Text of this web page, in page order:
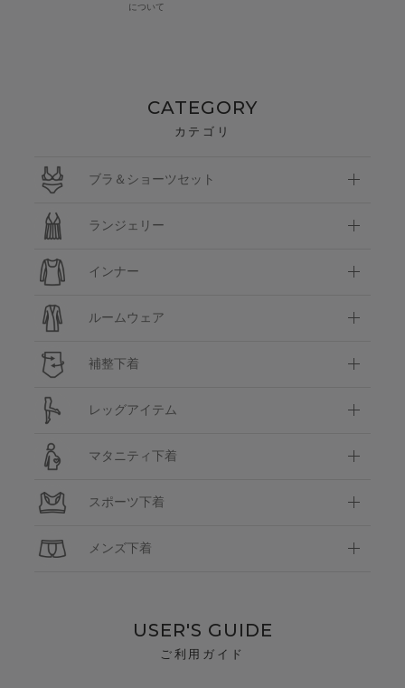
について
CATEGORY
カテゴリ
ブラ＆ショーツセット
ランジェリー
インナー
ルームウェア
補整下着
レッグアイテム
マタニティ下着
スポーツ下着
メンズ下着
USER'S GUIDE
ご利用ガイド